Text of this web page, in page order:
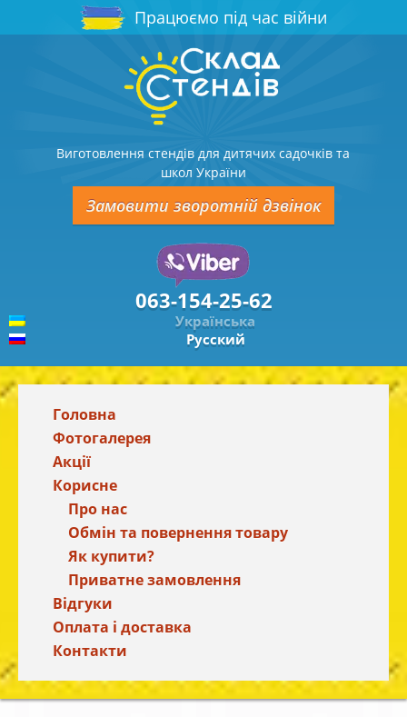
Працюємо під час війни
Виготовлення стендів для дитячих садочків та
школ України
Замовити зворотній дзвінок
063-154-25-62
Українська
Русский
Головна
Фотогалерея
Акції
Корисне
Про нас
Обмін та повернення товару
Як купити?
Приватне замовлення
Відгуки
Оплата і доставка
Контакти